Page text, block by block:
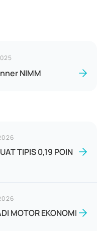
NIMM
TIPIS 0,19 POIN
MOTOR EKONOMI